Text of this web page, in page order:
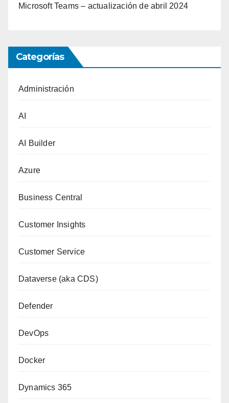
Microsoft Teams – actualización de abril 2024
Categorías
Administración
AI
AI Builder
Azure
Business Central
Customer Insights
Customer Service
Dataverse (aka CDS)
Defender
DevOps
Docker
Dynamics 365